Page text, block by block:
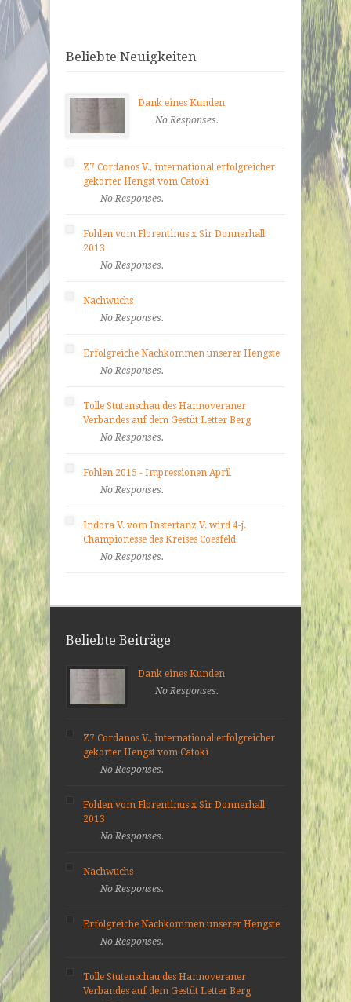
Beliebte Neuigkeiten
Dank eines Kunden
No Responses.
Z7 Cordanos V., international erfolgreicher
gekörter Hengst vom Catoki
No Responses.
Fohlen vom Florentinus x Sir Donnerhall
2013
No Responses.
Nachwuchs
No Responses.
Erfolgreiche Nachkommen unserer Hengste
No Responses.
Tolle Stutenschau des Hannoveraner
Verbandes auf dem Gestüt Letter Berg
No Responses.
Fohlen 2015 - Impressionen April
No Responses.
Indora V. vom Instertanz V. wird 4-j.
Championesse des Kreises Coesfeld
No Responses.
Beliebte Beiträge
Dank eines Kunden
No Responses.
Z7 Cordanos V., international erfolgreicher
gekörter Hengst vom Catoki
No Responses.
Fohlen vom Florentinus x Sir Donnerhall
2013
No Responses.
Nachwuchs
No Responses.
Erfolgreiche Nachkommen unserer Hengste
No Responses.
Tolle Stutenschau des Hannoveraner
Verbandes auf dem Gestüt Letter Berg